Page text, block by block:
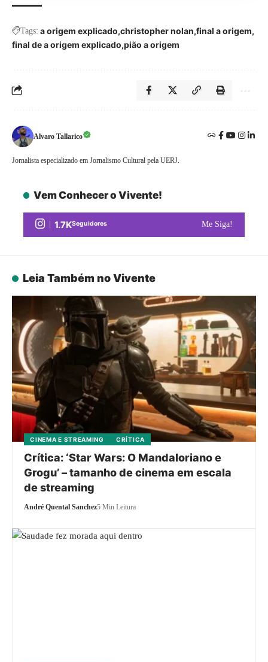
Tags: a origem explicado christopher nolan final a origem
final de a origem explicado pião a origem
Alvaro Tallarico
Jornalista especializado em Jornalismo Cultural pela UERJ.
Vem Conhecer o Vivente!
1.7KSeguidores Me Siga!
Leia Também no Vivente
CINEMA E STREAMING CRÍTICA
Crítica: ‘Star Wars: O Mandaloriano e
Grogu’ – tamanho de cinema em escala
de streaming
André Quental Sanchez5 Min Leitura